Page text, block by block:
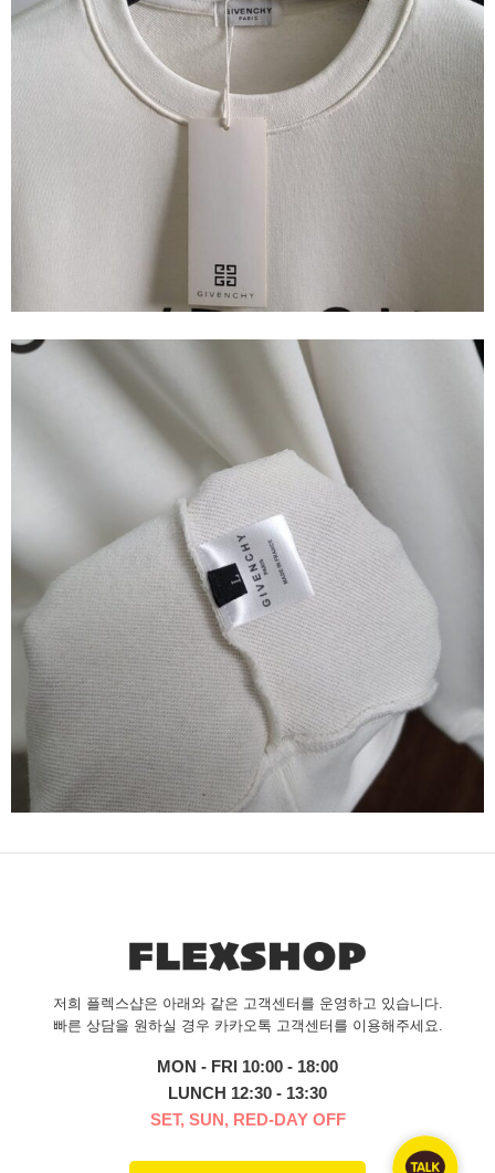
저희 플렉스샵은 아래와 같은 고객센터를 운영하고 있습니다.
빠른 상담을 원하실 경우 카카오톡 고객센터를 이용해주세요.
MON - FRI 10:00 - 18:00
LUNCH 12:30 - 13:30
SET, SUN, RED-DAY OFF